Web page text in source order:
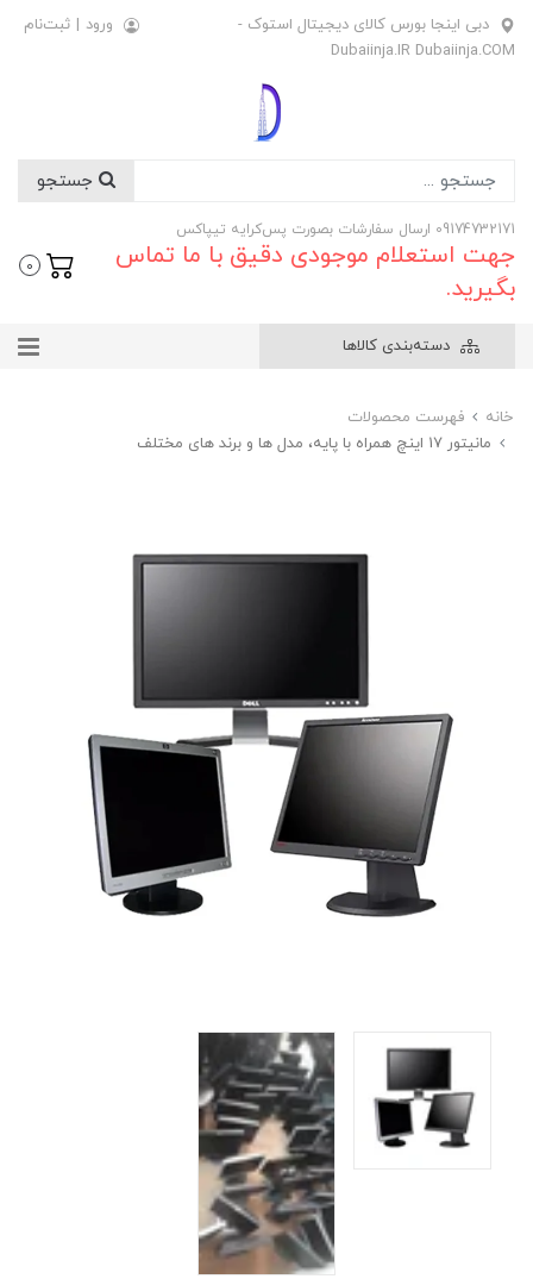
دبی اینجا بورس کالای دیجیتال استوک -
Dubaiinja.IR Dubaiinja.COM
ورود | ثبت‌نام
09174732171 ارسال سفارشات بصورت پس‌کرایه تیپاکس
جهت استعلام موجودی دقیق با ما تماس
بگیرید.
0
دسته‌بندی کالاها
خانه
فهرست محصولات
مانیتور 17 اینچ همراه با پایه، مدل ها و برند های مختلف